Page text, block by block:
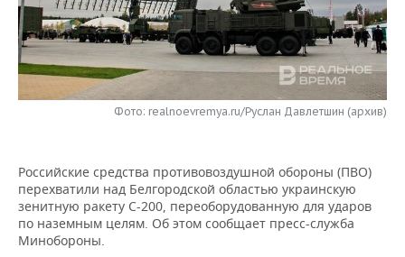
НЕФТЕХИМИЯ
НЕФТЬ
ОПК
РОЗНИЧНАЯ ТОРГОВЛЯ
ТРАНСПОРТ
НОВОСТИ ТЕХНОЛОГИЙ
IT
МЕРОПРИЯТИЯ
НОВОСТИ МЕРОПРИЯТИЙ
ВЫЕЗДНАЯ РЕДАКЦИЯ
ONLINE-КОНФЕРЕНЦИИ
ОТКРЫТАЯ ЛЕКЦИЯ
СПОРТ
НОВОСТИ СПОРТА
ХОККЕЙ
БАСКЕТБОЛ
ВЛАСТЬ
ИНФРАСТРУКТУРА
ФОТОГАЛЕРЕЯ
СЮЖЕТЫ
СПРАВОЧНИК
Фото: realnoevremya.ru/Руслан Давлетшин (архив)
Российские средства противовоздушной обороны (ПВО)
перехватили над Белгородской областью украинскую
зенитную ракету С-200, переоборудованную для ударов
по наземным целям. Об этом сообщает пресс-служба
Минобороны.